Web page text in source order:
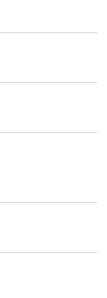
su
su